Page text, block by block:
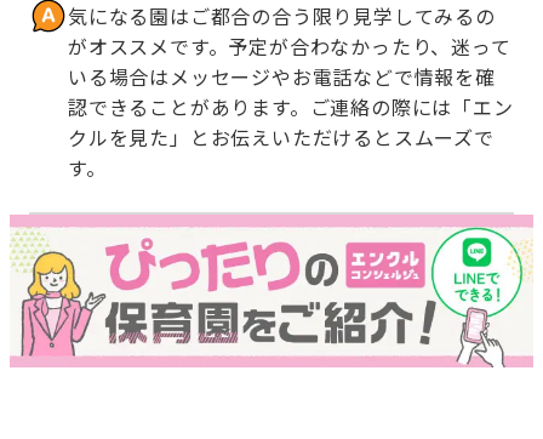
気になる園はご都合の合う限り見学してみるの
がオススメです。予定が合わなかったり、迷って
いる場合はメッセージやお電話などで情報を確
認できることがあります。ご連絡の際には「エン
クルを見た」とお伝えいただけるとスムーズで
す。